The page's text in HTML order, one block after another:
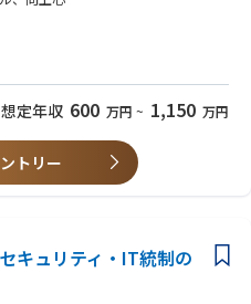
方
士事務所での監査経験が２年以
析などの業務経験が３年以上
方
、プレゼンテーション、交渉力
想定年収 600 万円 ~ 1,150 万円
トリー
キュリティ・IT統制の